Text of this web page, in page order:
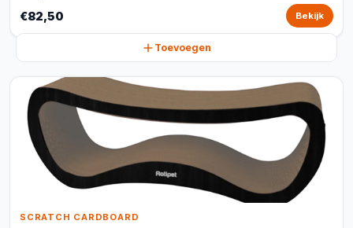
€82,50 Bekijk
Toevoegen
SCRATCH CARDBOARD